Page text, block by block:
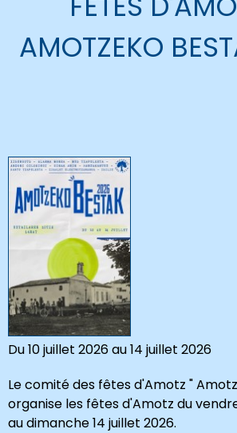
AMOTZEKO
Du 10 juillet 2026 au 14 juillet 2026
Le comité des fêtes d'Amotz "
organise les fêtes d'Amotz du
au dimanche 14 juillet 2026.